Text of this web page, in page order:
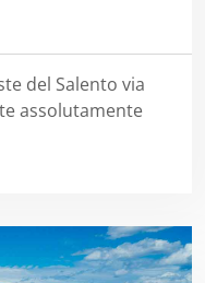
del Salento via
assolutamente